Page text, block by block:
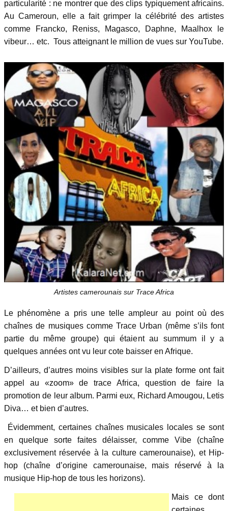
particularité : ne montrer que des clips typiquement africains.
Au Cameroun, elle a fait grimper la célébrité des artistes
comme Francko, Reniss, Magasco, Daphne, Maalhox le
vibeur… etc. Tous atteignant le million de vues sur YouTube.
Artistes camerounais sur Trace Africa
Le phénomène a pris une telle ampleur au point où des
chaînes de musiques comme Trace Urban (même s’ils font
partie du même groupe) qui étaient au summum il y a
quelques années ont vu leur cote baisser en Afrique.
D’ailleurs, d’autres moins visibles sur la plate forme ont fait
appel au «zoom» de trace Africa, question de faire la
promotion de leur album. Parmi eux, Richard Amougou, Letis
Diva… et bien d’autres.
Évidemment, certaines chaînes musicales locales se sont
en quelque sorte faites délaisser, comme Vibe (chaîne
exclusivement réservée à la culture camerounaise), et Hip-
hop (chaîne d’origine camerounaise, mais réservé à la
musique Hip-hop de tous les horizons).
Mais ce dont